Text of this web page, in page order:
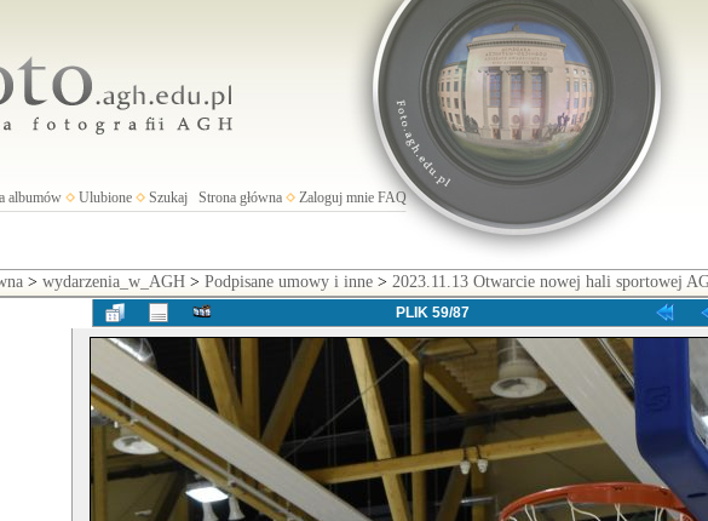
albumów Ulubione Szukaj Strona główna Zaloguj mnie FAQ
> wydarzenia_w_AGH> Podpisane umowy i inne> 2023.11.13 Otwarcie nowej hali sportowej
PLIK 59/87